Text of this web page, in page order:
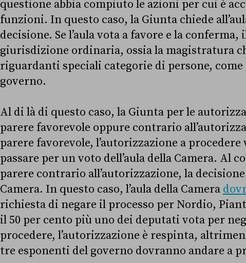
questione abbia compiuto le azioni per cui è
funzioni. In questo caso, la Giunta chiede
decisione. Se l’aula vota a favore e la
giurisdizione ordinaria, ossia la magistratura
riguardanti speciali categorie di persone,
governo.
Al di là di questo caso, la Giunta per le
parere favorevole oppure contrario
parere favorevole, l’autorizzazione a
passare per un voto dell’aula della Camera. Al
parere contrario all’autorizzazione, la decisione
Camera. In questo caso, l’aula della Camera
richiesta di negare il processo per Nordio,
il 50 per cento più uno dei deputati vota per
procedere, l’autorizzazione è respinta,
tre esponenti del governo dovranno andare a